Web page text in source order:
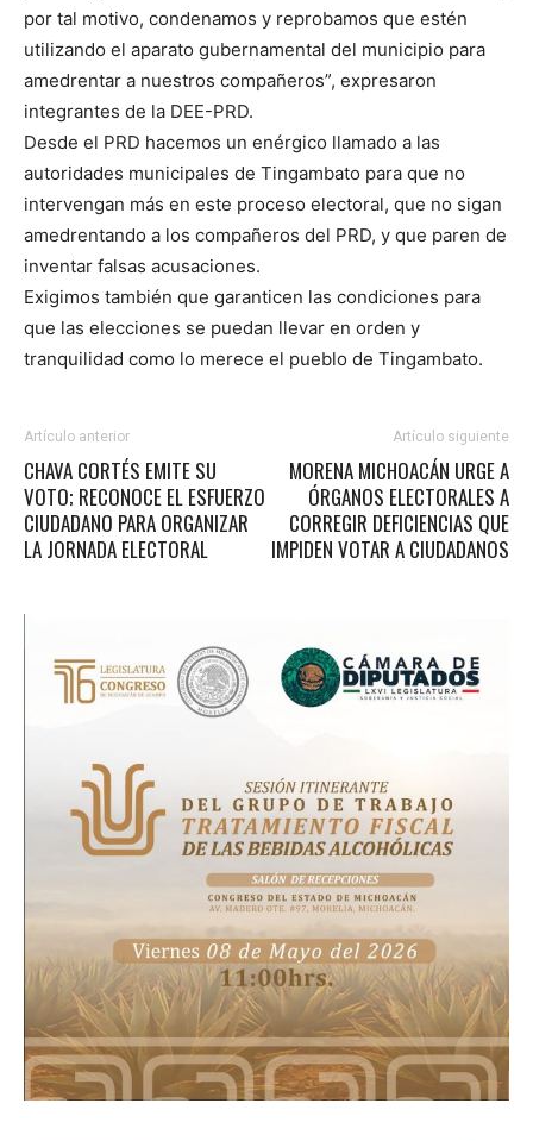
por tal motivo, condenamos y reprobamos que estén
utilizando el aparato gubernamental del municipio para
amedrentar a nuestros compañeros”, expresaron
integrantes de la DEE-PRD.
Desde el PRD hacemos un enérgico llamado a las
autoridades municipales de Tingambato para que no
intervengan más en este proceso electoral, que no sigan
amedrentando a los compañeros del PRD, y que paren de
inventar falsas acusaciones.
Exigimos también que garanticen las condiciones para
que las elecciones se puedan llevar en orden y
tranquilidad como lo merece el pueblo de Tingambato.
Artículo anterior
CHAVA CORTÉS EMITE SU
VOTO; RECONOCE EL ESFUERZO
CIUDADANO PARA ORGANIZAR
LA JORNADA ELECTORAL
Artículo siguiente
MORENA MICHOACÁN URGE A
ÓRGANOS ELECTORALES A
CORREGIR DEFICIENCIAS QUE
IMPIDEN VOTAR A CIUDADANOS